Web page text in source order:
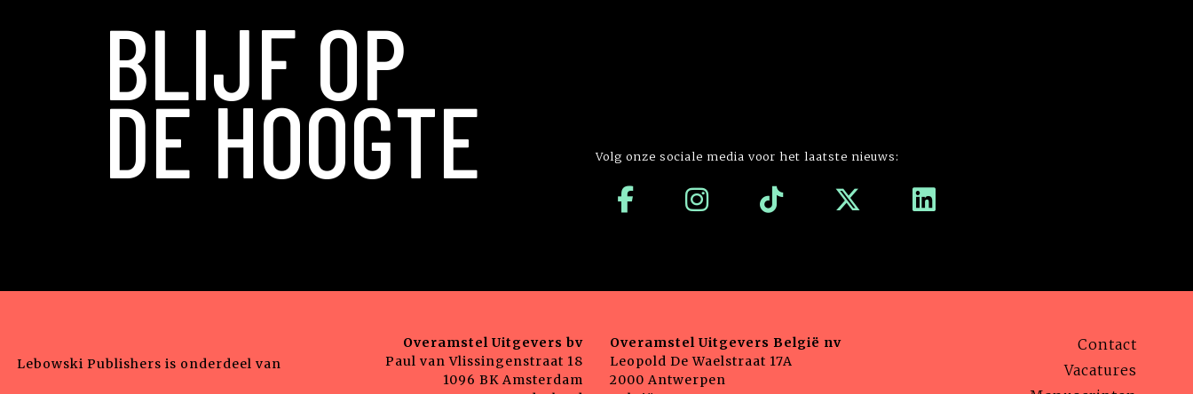
BLIJF OP
DE HOOGTE Volg onze sociale media voor het laatste nieuws:
Lebowski Publishers is onderdeel van
Overamstel Uitgevers bv
Paul van Vlissingenstraat 18
1096 BK Amsterdam
Overamstel Uitgevers België nv
Leopold De Waelstraat 17A
2000 Antwerpen
Contact
Vacatures